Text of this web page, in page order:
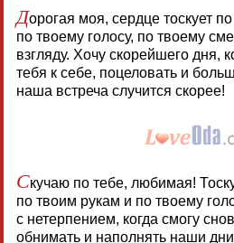
Дорогая моя, сердце тоскует
по твоему голосу, по твоему
взгляду. Хочу скорейшего дня,
тебя к себе, поцеловать и
наша встреча случится скорее!
Скучаю по тебе, любимая!
по твоим рукам и по твоему
с нетерпением, когда смогу
обнимать и наполнять наши